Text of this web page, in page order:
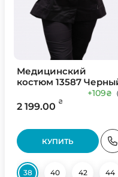
Медицинский
костюм 13587
2 199.00 ₴
+109₴
КУПИТЬ
38 40 42 44